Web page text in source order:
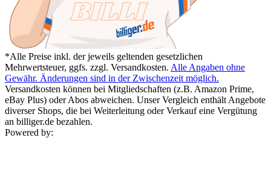
*Alle Preise inkl. der jeweils geltenden gesetzlichen
Mehrwertsteuer, ggfs. zzgl. Versandkosten. Alle Angaben ohne
Gewähr. Änderungen sind in der Zwischenzeit möglich.
Versandkosten können bei Mitgliedschaften (z.B. Amazon Prime,
eBay Plus) oder Abos abweichen. Unser Vergleich enthält Angebote
diverser Shops, die bei Weiterleitung oder Verkauf eine Vergütung
an billiger.de bezahlen.
Powered by: